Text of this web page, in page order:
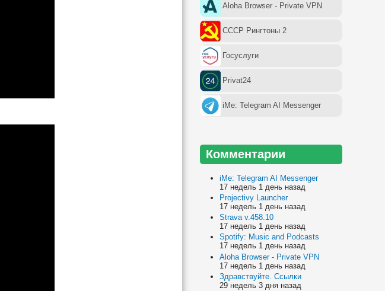
Aloha Browser - Private VPN
СССР Рингтоны 2
Госуслуги
Privat24
iMe: Telegram AI Messenger
Комментарии
iMe: Telegram AI Messenger
17 недель 1 день назад
Projectivy Launcher
17 недель 1 день назад
Strava v.458.10
17 недель 1 день назад
Spotify: Music and Podcasts
17 недель 1 день назад
Aloha Browser - Private VPN
17 недель 1 день назад
Здравствуйте. Ссылки
29 недель 3 дня назад